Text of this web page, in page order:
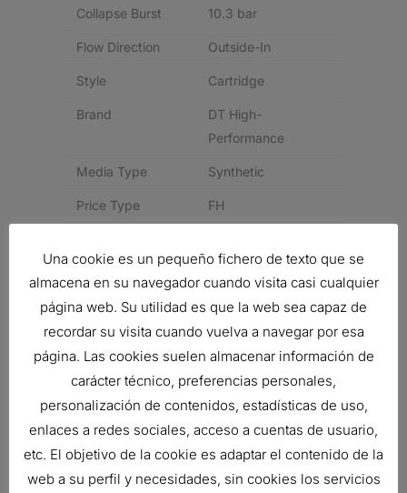
Collapse Burst 10.3 bar
Flow Direction Outside-In
Style Cartridge
Brand
DT High-
Performance
Media Type Synthetic
Price Type FH
Related products
V?LVULA DE RETENCI?N
Una cookie es un pequeño fichero de texto que se
almacena en su navegador cuando visita casi cualquier
página web. Su utilidad es que la web sea capaz de
recordar su visita cuando vuelva a navegar por esa
página. Las cookies suelen almacenar información de
carácter técnico, preferencias personales,
personalización de contenidos, estadísticas de uso,
enlaces a redes sociales, acceso a cuentas de usuario,
etc. El objetivo de la cookie es adaptar el contenido de la
web a su perfil y necesidades, sin cookies los servicios